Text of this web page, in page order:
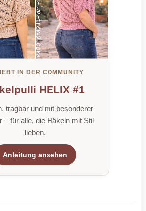
IN DER COMMUNITY
HELIX #1
tragbar und mit besonderer
– für alle, die Häkeln mit Stil
lieben.
Anleitung ansehen